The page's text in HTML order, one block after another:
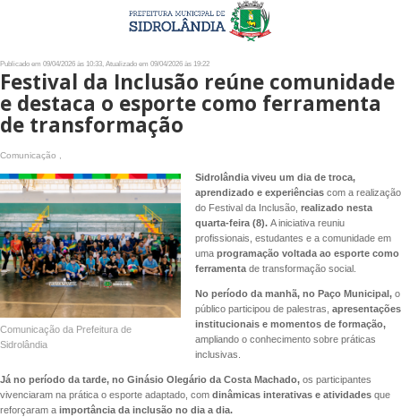
Publicado em 09/04/2026 às 10:33, Atualizado em 09/04/2026 às 19:22
Festival da Inclusão reúne comunidade
e destaca o esporte como ferramenta
de transformação
Comunicação ,
Comunicação da Prefeitura de
Sidrolândia
Sidrolândia viveu um dia de troca,
aprendizado e experiênciascom a realização
do Festival da Inclusão, realizado nesta
quarta-feira (8). A iniciativa reuniu
profissionais, estudantes e a comunidade em
umaprogramação voltada ao esporte como
ferramentade transformação social.
No período da manhã, no Paço Municipal,o
público participou de palestras, apresentações
institucionais e momentos de formação,
ampliando o conhecimento sobre práticas
inclusivas.
Já no período da tarde, no Ginásio Olegário da Costa Machado, os participantes
vivenciaram na prática o esporte adaptado, com dinâmicas interativas e atividades que
reforçaram a importância da inclusão no dia a dia.